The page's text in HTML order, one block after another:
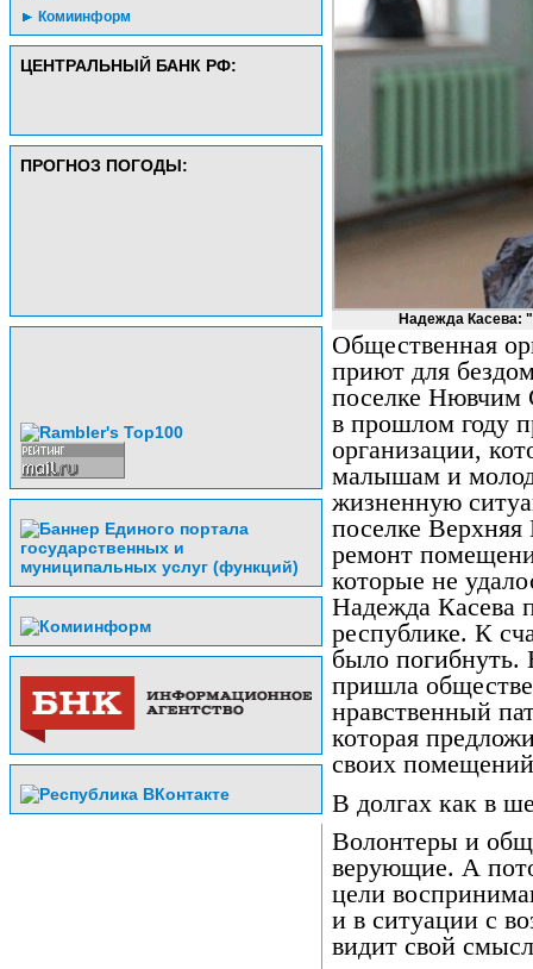
Комиинформ
ЦЕНТРАЛЬНЫЙ БАНК РФ:
ПРОГНОЗ ПОГОДЫ:
Надежда Касева:
Общественная
приют для
поселке Нювчим
в прошлом году
организации,
малышам и
жизненную
поселке
ремонт
которые не
Надежда Касева
республике. К
было
пришла
нравственный
которая
своих
В долгах как в
Волонтеры и
верующие. А
цели
и в ситуации с
видит свой